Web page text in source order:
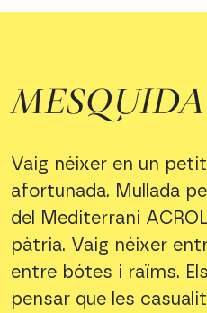
Vaig néixer en un
afortunada. Mullada
del Mediterrani
pàtria. Vaig néixer
entre bótes i raïms.
pensar que les